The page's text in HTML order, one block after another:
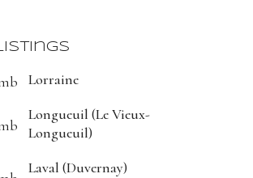
Lorraine
Longueuil (Le Vieux-
Longueuil)
Laval (Duvernay)